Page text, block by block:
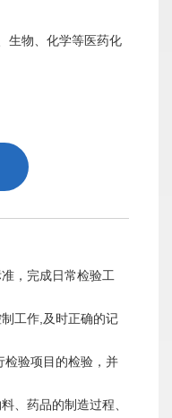
生物、化学等医药化
，完成日常检验工
工作,及时正确的记
检验项目的检验，并
、药品的制造过程、